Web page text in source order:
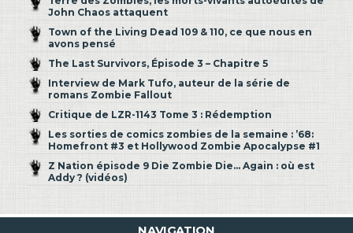
John Chaos attaquent
Town of the Living Dead 109 & 110, ce que nous en
avons pensé
The Last Survivors, Épisode 3 – Chapitre 5
Interview de Mark Tufo, auteur de la série de
romans Zombie Fallout
Critique de LZR-1143 Tome 3 : Rédemption
Les sorties de comics zombies de la semaine : ’68:
Homefront #3 et Hollywood Zombie Apocalypse #1
Z Nation épisode 9 Die Zombie Die… Again : où est
Addy ? (vidéos)